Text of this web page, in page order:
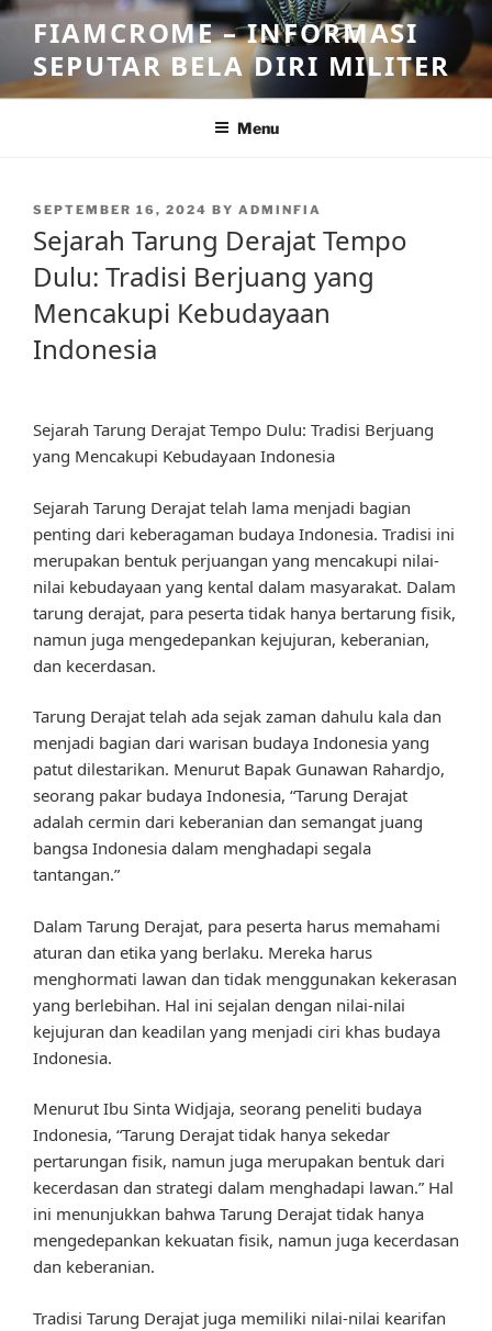
Skip
content
FIAMCROME – INFORMASI
SEPUTAR BELA DIRI MILITER
Menu
POSTED
SEPTEMBER 16, 2024 BY ADMINFIA
Sejarah Tarung Derajat Tempo
Dulu: Tradisi Berjuang yang
Mencakupi Kebudayaan
Indonesia
Sejarah Tarung Derajat Tempo Dulu: Tradisi Berjuang
yang Mencakupi Kebudayaan Indonesia
Sejarah Tarung Derajat telah lama menjadi bagian
penting dari keberagaman budaya Indonesia. Tradisi ini
merupakan bentuk perjuangan yang mencakupi nilai-
nilai kebudayaan yang kental dalam masyarakat. Dalam
tarung derajat, para peserta tidak hanya bertarung fisik,
namun juga mengedepankan kejujuran, keberanian,
dan kecerdasan.
Tarung Derajat telah ada sejak zaman dahulu kala dan
menjadi bagian dari warisan budaya Indonesia yang
patut dilestarikan. Menurut Bapak Gunawan Rahardjo,
seorang pakar budaya Indonesia, “Tarung Derajat
adalah cermin dari keberanian dan semangat juang
bangsa Indonesia dalam menghadapi segala
tantangan.”
Dalam Tarung Derajat, para peserta harus memahami
aturan dan etika yang berlaku. Mereka harus
menghormati lawan dan tidak menggunakan kekerasan
yang berlebihan. Hal ini sejalan dengan nilai-nilai
kejujuran dan keadilan yang menjadi ciri khas budaya
Indonesia.
Menurut Ibu Sinta Widjaja, seorang peneliti budaya
Indonesia, “Tarung Derajat tidak hanya sekedar
pertarungan fisik, namun juga merupakan bentuk dari
kecerdasan dan strategi dalam menghadapi lawan.” Hal
ini menunjukkan bahwa Tarung Derajat tidak hanya
mengedepankan kekuatan fisik, namun juga kecerdasan
dan keberanian.
Tradisi Tarung Derajat juga memiliki nilai-nilai kearifan